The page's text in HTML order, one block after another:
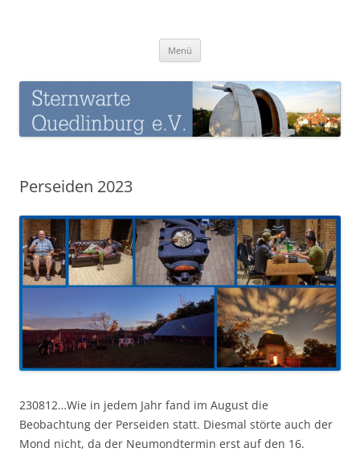
Menü
Perseiden 2023
230812…Wie in jedem Jahr fand im August die
Beobachtung der Perseiden statt. Diesmal störte auch der
Mond nicht, da der Neumondtermin erst auf den 16.